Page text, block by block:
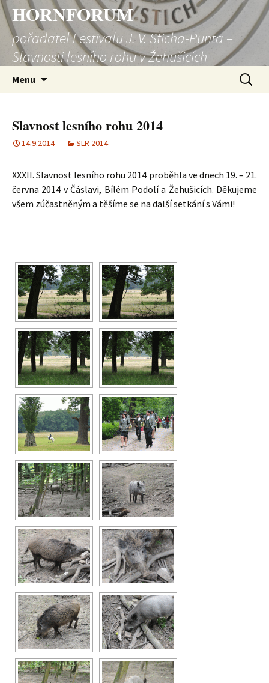
HORNFORUM
pořadatel Festivalu J. V. Sticha-Punta –
Slavnosti lesního rohu v Žehušicích
Menu
Slavnost lesního rohu 2014
14.9.2014 SLR 2014
XXXII. Slavnost lesního rohu 2014 proběhla ve dnech 19. – 21.
června 2014 v Čáslavi, Bílém Podolí a Žehušicích. Děkujeme
všem zúčastněným a těšíme se na další setkání s Vámi!